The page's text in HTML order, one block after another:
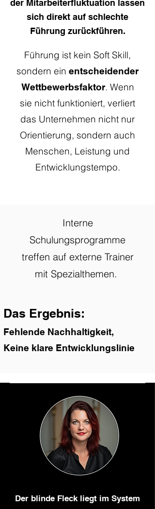
der Mitarbeiterfluktuation lassen
sich direkt auf schlechte
Führung zurückführen.
Führung ist kein Soft Skill,
sondern ein entscheidender
Wettbewerbsfaktor. Wenn
sie nicht funktioniert, verliert
das Unternehmen nicht nur
Orientierung, sondern auch
Menschen, Leistung und
Entwicklungstempo.
Interne
Schulungsprogramme
treffen auf externe Trainer
mit Spezialthemen.
Das Ergebnis:
Fehlende Nachhaltigkeit,
Keine klare Entwicklungslinie
Der blinde Fleck liegt im System